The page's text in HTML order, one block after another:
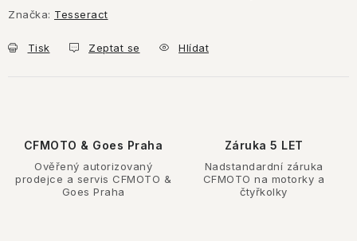
Značka: Tesseract
Tisk Zeptat se Hlídat
CFMOTO & Goes Praha
Ověřený autorizovaný
prodejce a servis CFMOTO &
Goes Praha
Záruka 5 LET
Nadstandardní záruka
CFMOTO na motorky a
čtyřkolky